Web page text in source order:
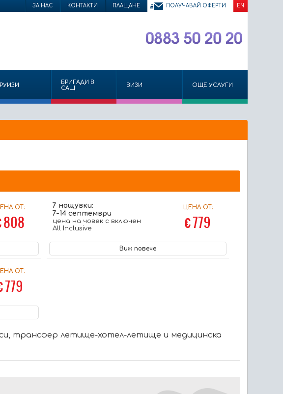
ЗА НАС КОНТАКТИ ПЛАЩАНЕ ПОЛУЧАВАЙ ОФЕРТИ EN
БРИГАДИ В
САЩ
ВИЗИ ОЩЕ УСЛУГИ
ОТ:
808
7 нощувки:
7-14 септември
цена на човек с включен
All Inclusive
ЦЕНА ОТ:
€ 779
Виж повече
ОТ:
779
трансфер летище-хотел-летище и медицинска